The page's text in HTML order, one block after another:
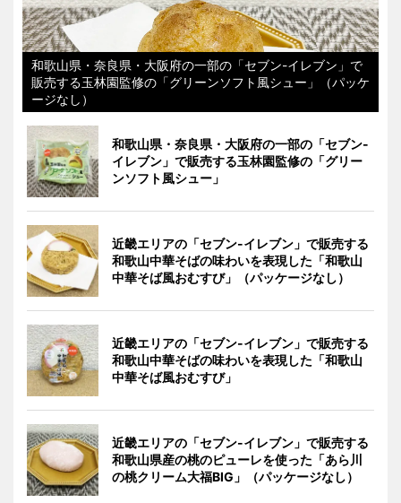
和歌山県・奈良県・大阪府の一部の「セブン-イレブン」で
販売する玉林園監修の「グリーンソフト風シュー」（パッケ
ージなし）
和歌山県・奈良県・大阪府の一部の「セブン-
イレブン」で販売する玉林園監修の「グリー
ンソフト風シュー」
近畿エリアの「セブン-イレブン」で販売する
和歌山中華そばの味わいを表現した「和歌山
中華そば風おむすび」（パッケージなし）
近畿エリアの「セブン-イレブン」で販売する
和歌山中華そばの味わいを表現した「和歌山
中華そば風おむすび」
近畿エリアの「セブン-イレブン」で販売する
和歌山県産の桃のピューレを使った「あら川
の桃クリーム大福BIG」（パッケージなし）